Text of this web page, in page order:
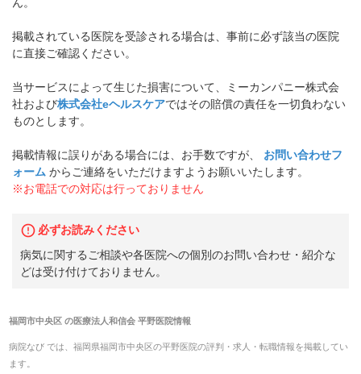
掲載されている医院を受診される場合は、事前に必ず該当の医院
に直接ご確認ください。
当サービスによって生じた損害について、ミーカンパニー株式会
社および株式会社eヘルスケアではその賠償の責任を一切負わない
ものとします。
掲載情報に誤りがある場合には、お手数ですが、
お問い合わせフ
ォーム からご連絡をいただけますようお願いいたします。
※お電話での対応は行っておりません
必ずお読みください
病気に関するご相談や各医院への個別のお問い合わせ・紹介な
どは受け付けておりません。
福岡市中央区の医療法人和信会 平野医院情報
病院なび では、 福岡県福岡市中央区の平野医院の評判・求人・転職情報を掲載してい
ます。